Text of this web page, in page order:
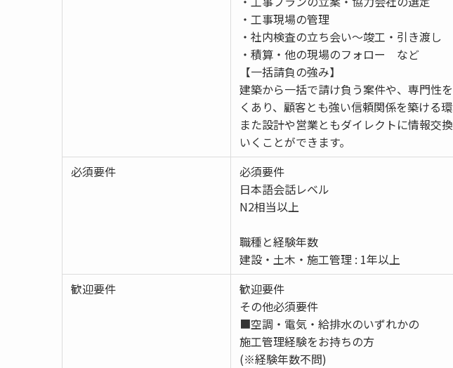
・工事現場の管理
・社内検査の立ち会い～竣工・引き渡し
・積算・他の現場のフォロー など
【一括請負の強み】
建築から一括で請け負う案件や、専門性
くあり、顧客とも強い信頼関係を築ける環
また設計や営業ともダイレクトに情報交
いくことができます。
必須要件
必須要件
日本語会話レベル
N2相当以上
職種と経験年数
建設・土木・施工管理 : 1年以上
歓迎要件
歓迎要件
その他必須要件
■空調・電気・給排水のいずれかの
施工管理経験をお持ちの方
(※経験年数不問)